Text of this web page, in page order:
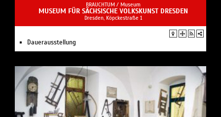
BRAUCHTUM / Museum
MUSEUM FÜR SÄCHSISCHE VOLKSKUNST DRESDEN
Dresden, Köpckestraße 1
Dauerausstellung